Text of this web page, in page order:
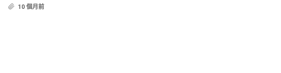
10 個月前